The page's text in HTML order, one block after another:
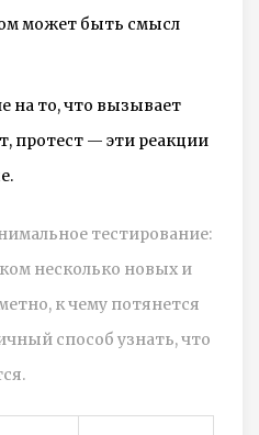
может быть смысл
на то, что вызывает
протест — эти реакции
тестирование:
несколько новых и
к чему потянется
способ узнать, что